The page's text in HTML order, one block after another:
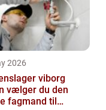
2026
viborg
vælger du den
fagmand til